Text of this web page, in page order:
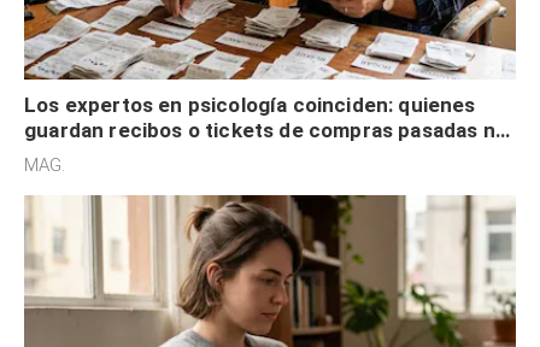
Los expertos en psicología coinciden: quienes
guardan recibos o tickets de compras pasadas no
son acumuladores, sino que tienen necesidad de
MAG.